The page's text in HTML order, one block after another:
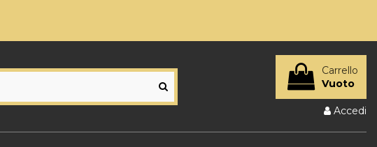
Carrello
Vuoto
Accedi